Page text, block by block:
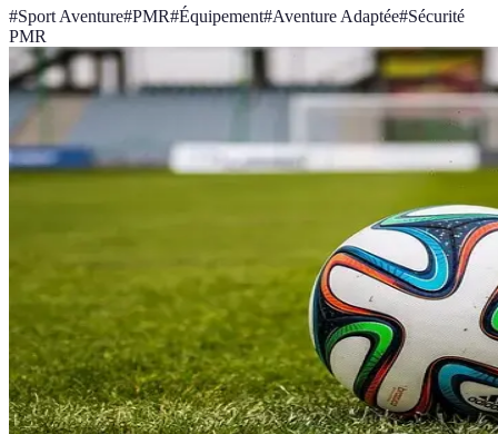
#Sport Aventure#PMR#Équipement#Aventure Adaptée#Sécurité
PMR